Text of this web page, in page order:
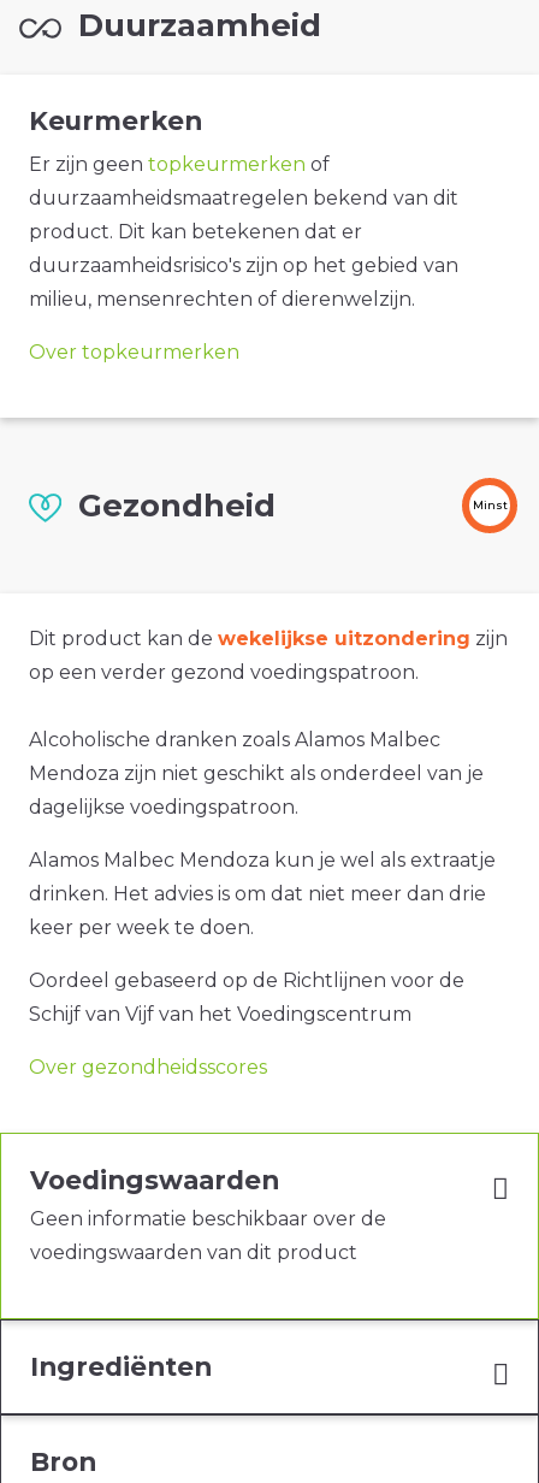
Duurzaamheid
Keurmerken
Er zijn geen topkeurmerken of
duurzaamheidsmaatregelen bekend van dit
product. Dit kan betekenen dat er
duurzaamheidsrisico's zijn op het gebied van
milieu, mensenrechten of dierenwelzijn.
Over topkeurmerken
Gezondheid Minst
Dit product kan de wekelijkse uitzondering zijn
op een verder gezond voedingspatroon.
Alcoholische dranken zoals Alamos Malbec
Mendoza zijn niet geschikt als onderdeel van je
dagelijkse voedingspatroon.
Alamos Malbec Mendoza kun je wel als extraatje
drinken. Het advies is om dat niet meer dan drie
keer per week te doen.
Oordeel gebaseerd op de Richtlijnen voor de
Schijf van Vijf van het Voedingscentrum
Over gezondheidsscores
Voedingswaarden
Geen informatie beschikbaar over de
voedingswaarden van dit product
Ingrediënten
Bron